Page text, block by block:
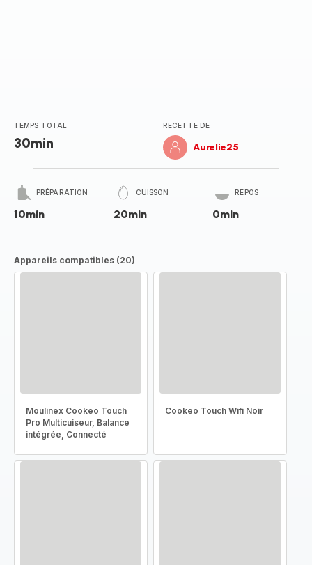
TEMPS TOTAL
30min
RECETTE DE
Aurelie25
PRÉPARATION
10min
CUISSON
20min
REPOS
0min
Appareils compatibles (20)
Moulinex Cookeo Touch
Pro Multicuiseur, Balance
intégrée, Connecté
Cookeo Touch Wifi Noir